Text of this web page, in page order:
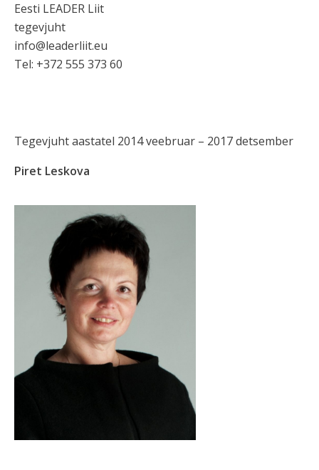
Eesti LEADER Liit
tegevjuht
info@leaderliit.eu
Tel: +372 555 373 60
Tegevjuht aastatel 2014 veebruar – 2017 detsember
Piret Leskova